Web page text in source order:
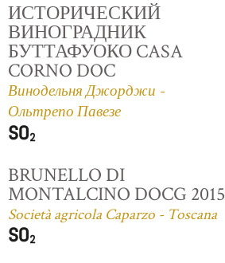
ИСТОРИЧЕСКИЙ
ВИНОГРАДНИК
БУТТАФУОКО CASA
CORNO DOC
Винодельня Джорджи -
Ольтрепо Павезе
BRUNELLO DI
MONTALCINO DOCG 2015
Società agricola Caparzo - Toscana